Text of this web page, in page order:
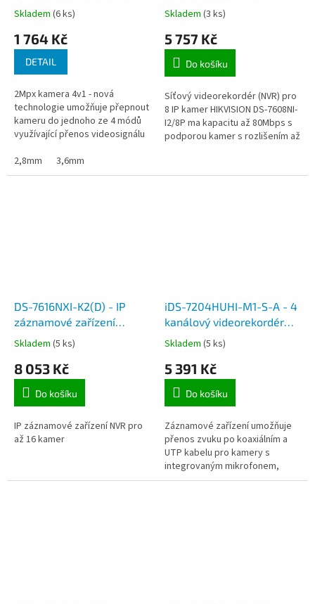
2Mpx, IR EXIR do 30m,
4v1-TVI/AHD/CVI/analog,
IP67, 12V
Skladem (6 ks)
1 764 Kč
DETAIL
2Mpx kamera 4v1 - nová
technologie umožňuje přepnout
kameru do jednoho ze 4 módů
využívající přenos videosignálu
noční přisvícení IR EXIR do 30...
2,8mm 3,6mm
kanálů, 8x POE, do 4 Mpx,
60 Mb/s, H.265+, 1x HDD,
HDMI, VGA
Skladem (3 ks)
5 757 Kč
Do košíku
Síťový videorekordér (NVR) pro
8 IP kamer HIKVISION DS-7608NI-
I2/8P ma kapacitu až 80Mbps s
podporou kamer s rozlišením až
DS-7616NXI-K2(D) - IP
záznamové zařízení
(NVR), 16-k | do 8 Mpx |
160 Mb/s | H.265+ | 2x
HDD | HDMI, VGA |
Skladem (5 ks)
8 053 Kč
Do košíku
IP záznamové zařízení NVR pro
až 16 kamer
iDS-7204HUHI-M1-S-A - 4
kanálový videorekordér
Turbo HD a hybridní
rekordér, 5Mpx, IP max
8Mpx, audio
Skladem (5 ks)
5 391 Kč
Do košíku
Záznamové zařízení umožňuje
přenos zvuku po koaxiálním a
UTP kabelu pro kamery s
integrovaným mikrofonem,
vstup pro 4 kamery Turbo HD a